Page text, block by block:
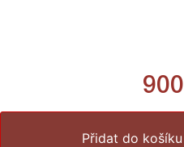
900
Přidat do košíku